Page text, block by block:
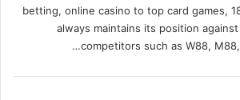
betting, online casino to top card games,
always maintains its position
competitors such as W88, M88,